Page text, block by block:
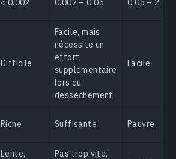
Difficile
Facile, mais
nécessite un
effort
supplémentaire
lors du
dessèchement
Facile
Riche Suffisante Pauvre
Lente,
Pas trop vite,